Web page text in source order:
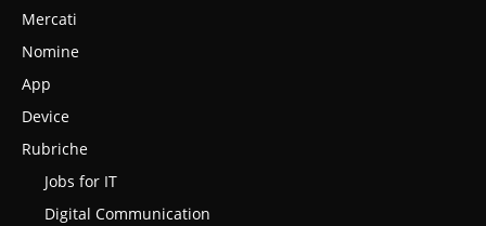
Mercati
Nomine
App
Device
Rubriche
Jobs for IT
Digital Communication